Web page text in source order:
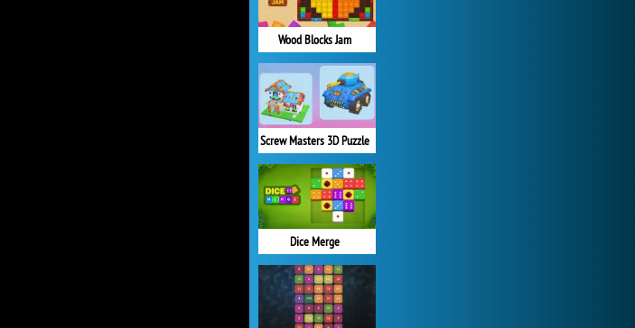
Wood Blocks Jam
Screw Masters 3D Puzzle
Dice Merge